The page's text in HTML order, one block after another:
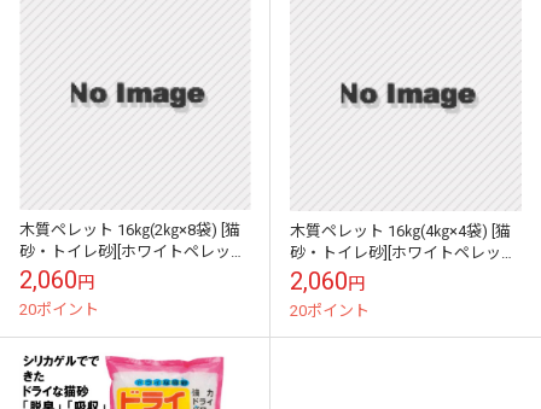
木質ペレット 16㎏(2㎏×8袋) [猫
砂・トイレ砂][ホワイトペレット]
[6mm]【送料無料 ※一部地域を
除く】
2,060円
20ポイント
木質ペレット 16㎏(4㎏×4袋) [猫
砂・トイレ砂][ホワイトペレット]
[6mm]【送料無料 ※一部地域を
除く】
2,060円
20ポイント